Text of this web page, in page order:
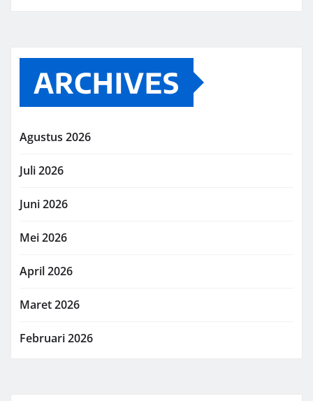
ARCHIVES
Agustus 2026
Juli 2026
Juni 2026
Mei 2026
April 2026
Maret 2026
Februari 2026